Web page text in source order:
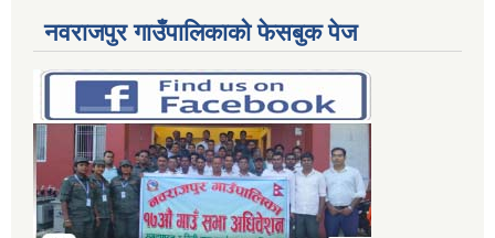
नवराजपुर गाउँपालिकाको फेसबुक पेज